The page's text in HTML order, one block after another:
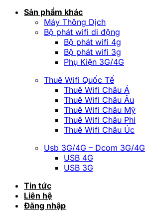
Sản phẩm khác
Máy Thông Dịch
Bộ phát wifi di động
Bộ phát wifi 4g
Bộ phát wifi 3g
Phụ Kiện 3G/4G
Thuê Wifi Quốc Tế
Thuê Wifi Châu Á
Thuê Wifi Châu Âu
Thuê Wifi Châu Mỹ
Thuê Wifi Châu Phi
Thuê Wifi Châu Úc
Usb 3G/4G – Dcom 3G/4G
USB 4G
USB 3G
Tin tức
Liên hệ
Đăng nhập